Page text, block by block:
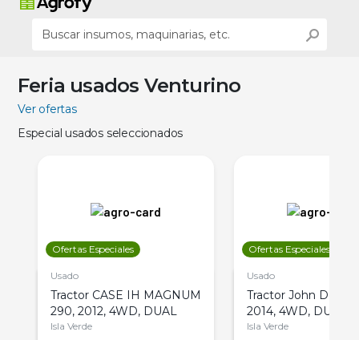
Feria usados Venturino
Ver ofertas
Especial usados seleccionados
Ofertas Especiales
Usado
Tractor CASE IH MAGNUM
290, 2012, 4WD, DUAL
Isla Verde
Ofertas Especiales
Usado
Tractor John Deere
2014, 4WD, DUAL
Isla Verde